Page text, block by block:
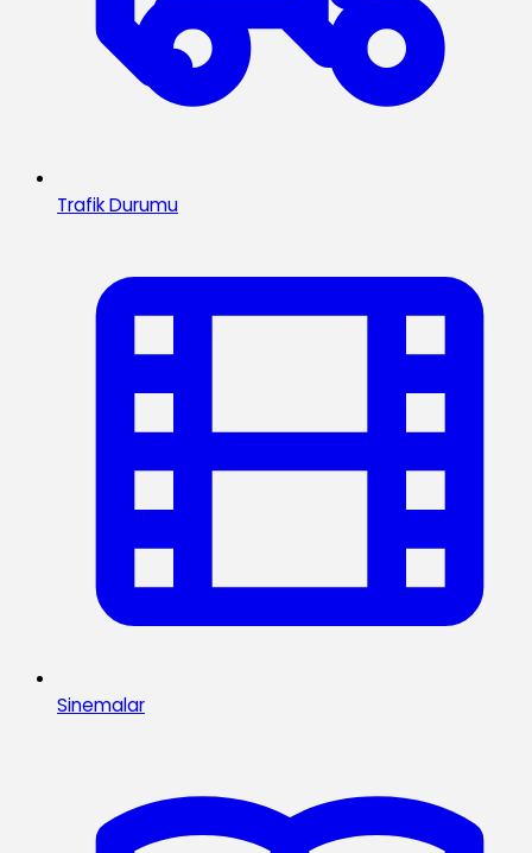
Trafik Durumu
Sinemalar